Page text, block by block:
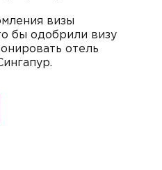
визы
бы одобрили визу
отель